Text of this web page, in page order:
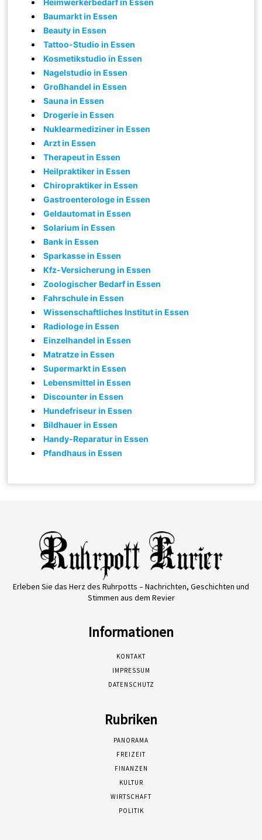
Baumarkt in Essen
Beauty in Essen
Tattoo-Studio in Essen
Kosmetikstudio in Essen
Nagelstudio in Essen
Großhandel in Essen
Sauna in Essen
Drogerie in Essen
Nuklearmediziner in Essen
Arzt in Essen
Therapeut in Essen
Heilpraktiker in Essen
Chiropraktiker in Essen
Gastroenterologe in Essen
Geldautomat in Essen
Solarium in Essen
Bank in Essen
Sparkasse in Essen
Kfz-Versicherung in Essen
Zoologischer Bedarf in Essen
Fahrschule in Essen
Wissenschaftliches Institut in Essen
Radiologe in Essen
Einzelhandel in Essen
Matratze in Essen
Supermarkt in Essen
Lebensmittel in Essen
Discounter in Essen
Hundefriseur in Essen
Bildhauer in Essen
Handy-Reparatur in Essen
Pfandhaus in Essen
Erleben Sie das Herz des Ruhrpotts – Nachrichten, Geschichten und
Stimmen aus dem Revier
Informationen
KONTAKT
IMPRESSUM
DATENSCHUTZ
Rubriken
PANORAMA
FREIZEIT
FINANZEN
KULTUR
WIRTSCHAFT
POLITIK